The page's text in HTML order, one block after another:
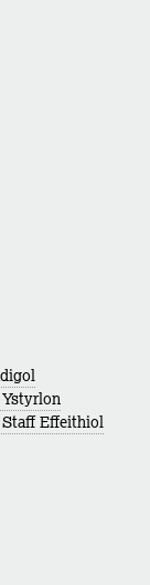
Effeithiol